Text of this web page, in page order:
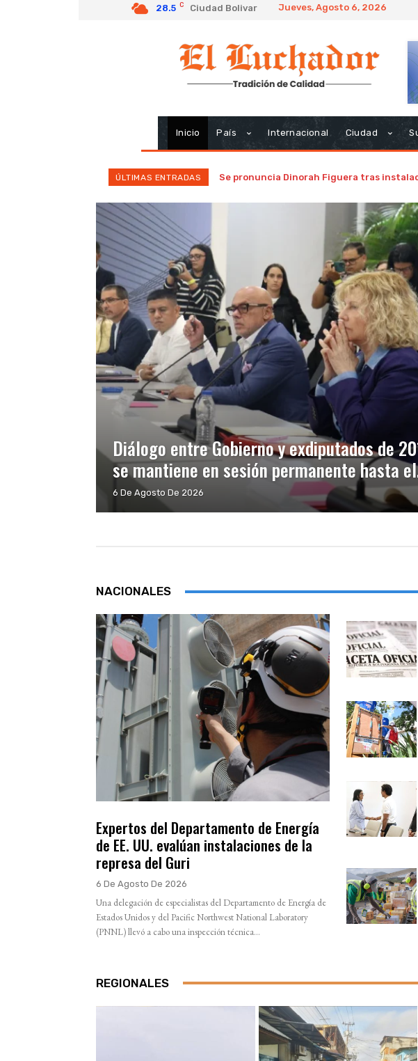
28.5 C Ciudad Bolivar Jueves, Agosto 6, 2026
Inicio País Internacional Ciudad
ÚLTIMAS ENTRADAS Se pronuncia Dinorah Figuera tras
Diálogo entre Gobierno y exdiputados de
se mantiene en sesión permanente hasta
6 De Agosto De 2026
NACIONALES
Expertos del Departamento de Energía
de EE. UU. evalúan instalaciones de la
represa del Guri
6 De Agosto De 2026
Una delegación de especialistas del Departamento de Energía de
Estados Unidos y del Pacific Northwest National Laboratory
(PNNL) llevó a cabo una inspección técnica...
REGIONALES